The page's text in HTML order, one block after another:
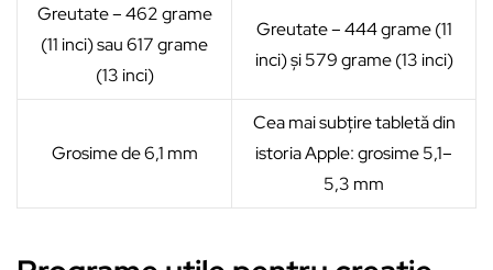
Greutate – 462 grame
(11 inci) sau 617 grame
(13 inci)
Greutate – 444 grame (11
inci) și 579 grame (13 inci)
Grosime de 6,1 mm
Cea mai subțire tabletă din
istoria Apple: grosime 5,1–
5,3 mm